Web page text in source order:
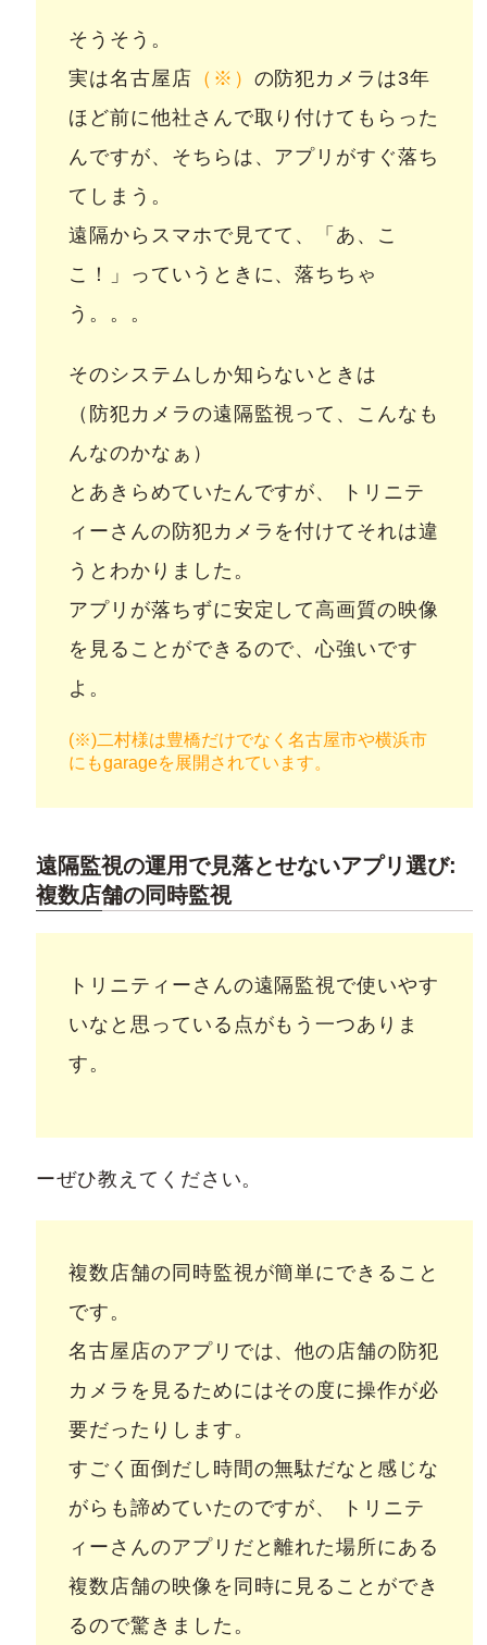
そうそう。
実は名古屋店 （※） の防犯カメラは3年
ほど前に他社さんで取り付けてもらった
んですが、そちらは、アプリがすぐ落ち
てしまう。
遠隔からスマホで見てて、「あ、こ
こ！」っていうときに、落ちちゃ
う。。。
そのシステムしか知らないときは
（防犯カメラの遠隔監視って、こんなも
んなのかなぁ）
とあきらめていたんですが、 トリニテ
ィーさんの防犯カメラを付けてそれは違
うとわかりました。
アプリが落ちずに安定して高画質の映像
を見ることができるので、心強いです
よ。
(※)二村様は豊橋だけでなく名古屋市や横浜市
にもgarageを展開されています。
遠隔監視の運用で見落とせないアプリ選び:
複数店舗の同時監視
トリニティーさんの遠隔監視で使いやす
いなと思っている点がもう一つありま
す。
ーぜひ教えてください。
複数店舗の同時監視が簡単にできること
です。
名古屋店のアプリでは、他の店舗の防犯
カメラを見るためにはその度に操作が必
要だったりします。
すごく面倒だし時間の無駄だなと感じな
がらも諦めていたのですが、 トリニテ
ィーさんのアプリだと離れた場所にある
複数店舗の映像を同時に見ることができ
るので驚きました。